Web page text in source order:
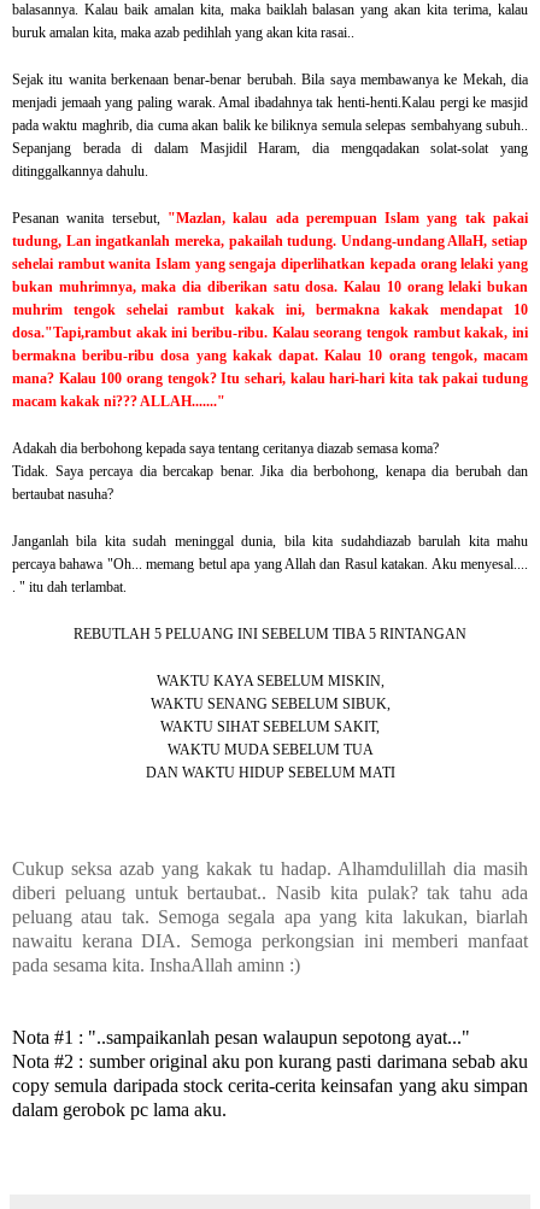
balasannya. Kalau baik amalan kita, maka baiklah balasan yang akan kita terima, kalau
buruk amalan kita, maka azab pedihlah yang akan kita rasai..
Sejak itu wanita berkenaan benar-benar berubah. Bila saya membawanya ke Mekah, dia
menjadi jemaah yang paling warak. Amal ibadahnya tak henti-henti.Kalau pergi ke masjid
pada waktu maghrib, dia cuma akan balik ke biliknya semula selepas sembahyang subuh..
Sepanjang berada di dalam Masjidil Haram, dia mengqadakan solat-solat yang
ditinggalkannya dahulu.
Pesanan wanita tersebut, "Mazlan, kalau ada perempuan Islam yang tak pakai
tudung, Lan ingatkanlah mereka, pakailah tudung. Undang-undang AllaH, setiap
sehelai rambut wanita Islam yang sengaja diperlihatkan kepada orang lelaki yang
bukan muhrimnya, maka dia diberikan satu dosa. Kalau 10 orang lelaki bukan
muhrim tengok sehelai rambut kakak ini, bermakna kakak mendapat 10
dosa."Tapi,rambut akak ini beribu-ribu. Kalau seorang tengok rambut kakak, ini
bermakna beribu-ribu dosa yang kakak dapat. Kalau 10 orang tengok, macam
mana? Kalau 100 orang tengok? Itu sehari, kalau hari-hari kita tak pakai tudung
macam kakak ni??? ALLAH......."
Adakah dia berbohong kepada saya tentang ceritanya diazab semasa koma?
Tidak. Saya percaya dia bercakap benar. Jika dia berbohong, kenapa dia berubah dan
bertaubat nasuha?
Janganlah bila kita sudah meninggal dunia, bila kita sudahdiazab barulah kita mahu
percaya bahawa "Oh... memang betul apa yang Allah dan Rasul katakan. Aku menyesal....
. " itu dah terlambat.
REBUTLAH 5 PELUANG INI SEBELUM TIBA 5 RINTANGAN
WAKTU KAYA SEBELUM MISKIN,
WAKTU SENANG SEBELUM SIBUK,
WAKTU SIHAT SEBELUM SAKIT,
WAKTU MUDA SEBELUM TUA
DAN WAKTU HIDUP SEBELUM MATI
Cukup seksa azab yang kakak tu hadap. Alhamdulillah dia masih
diberi peluang untuk bertaubat.. Nasib kita pulak? tak tahu ada
peluang atau tak. Semoga segala apa yang kita lakukan, biarlah
nawaitu kerana DIA. Semoga perkongsian ini memberi manfaat
pada sesama kita. InshaAllah aminn :)
Nota #1 : "..sampaikanlah pesan walaupun sepotong ayat..."
Nota #2 : sumber original aku pon kurang pasti darimana sebab aku
copy semula daripada stock cerita-cerita keinsafan yang aku simpan
dalam gerobok pc lama aku.